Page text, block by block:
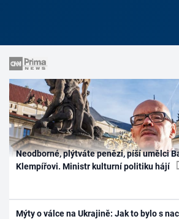
Neodborné, plýtváte penězi, píší umělci
Klempířovi. Ministr kulturní politiku hájí
Mýty o válce na Ukrajině: Jak to bylo s